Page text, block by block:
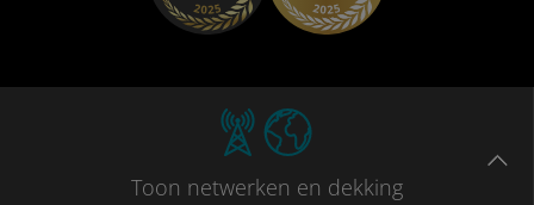
Toon netwerken en dekking